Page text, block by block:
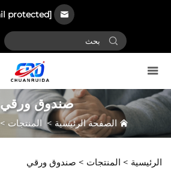
[email protected]
صندوق ورقي
الصفحة الرئيسية > المنتجات >
الرئيسية > المنتجات > صندوق ورقي